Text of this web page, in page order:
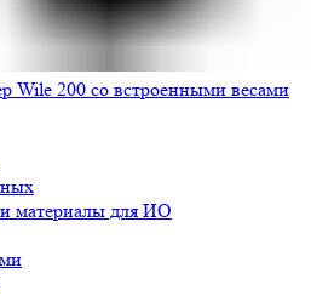
Wile 200 со встроенными весами
материалы для ИО